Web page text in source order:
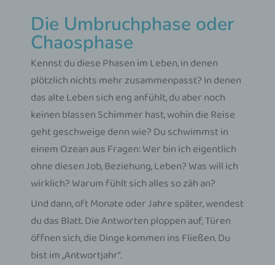
Die Umbruchphase oder
Chaosphase
Kennst du diese Phasen im Leben, in denen
plötzlich nichts mehr zusammenpasst? In denen
das alte Leben sich eng anfühlt, du aber noch
keinen blassen Schimmer hast, wohin die Reise
geht geschweige denn wie? Du schwimmst in
einem Ozean aus Fragen: Wer bin ich eigentlich
ohne diesen Job, Beziehung, Leben? Was will ich
wirklich? Warum fühlt sich alles so zäh an?
Und dann, oft Monate oder Jahre später, wendest
du das Blatt. Die Antworten ploppen auf, Türen
öffnen sich, die Dinge kommen ins Fließen. Du
bist im „Antwortjahr“.